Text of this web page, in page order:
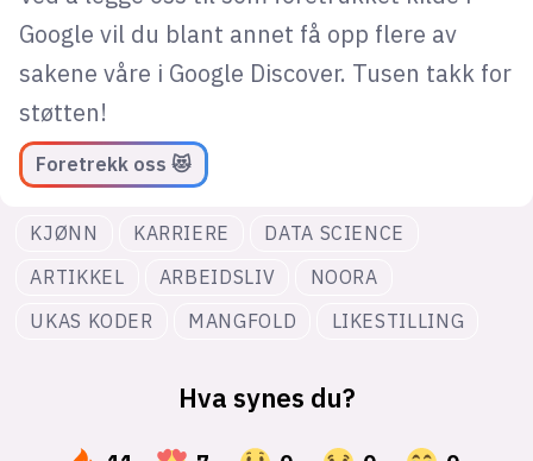
Google vil du blant annet få opp flere av
sakene våre i Google Discover. Tusen takk for
støtten!
Foretrekk oss 😻
KJØNN KARRIERE
DATA SCIENCE
ARTIKKEL
ARBEIDSLIV
NOORA
UKAS KODER
MANGFOLD LIKESTILLING